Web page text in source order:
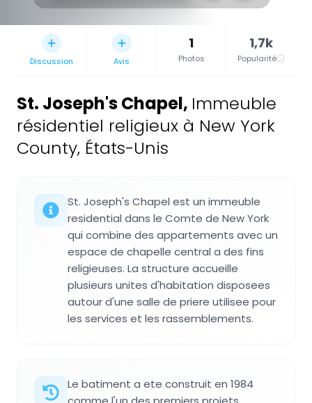
Discussion Avis
1
Photos
1,7k
Popularité
St. Joseph's Chapel, Immeuble
résidentiel religieux à New York
County, États-Unis
St. Joseph's Chapel est un immeuble
residential dans le Comte de New York
qui combine des appartements avec un
espace de chapelle central a des fins
religieuses. La structure accueille
plusieurs unites d'habitation disposees
autour d'une salle de priere utilisee pour
les services et les rassemblements.
Le batiment a ete construit en 1984